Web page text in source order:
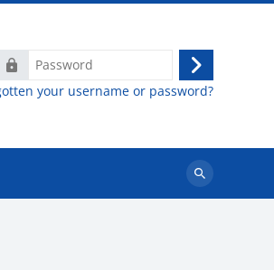
Password
Log
in
your username or password?
Search